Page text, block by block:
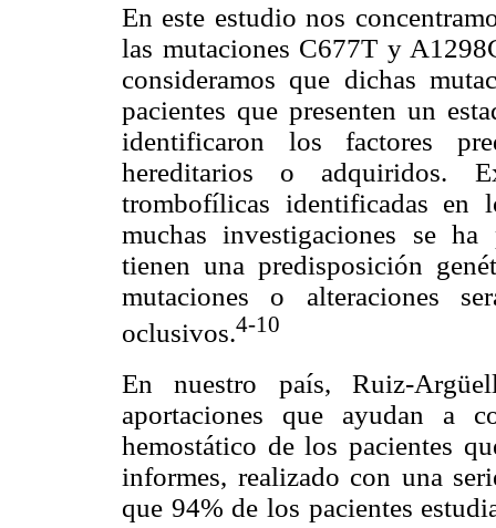
En este estudio nos
las mutaciones C677T y
consideramos que dichas
pacientes que presenten un
identificaron los factores
hereditarios o adquiridos.
trombofílicas identificadas en
muchas investigaciones se
tienen una predisposición
mutaciones o alteraciones
oclusivos.4-10
En nuestro país, Ruiz-
aportaciones que ayudan a
hemostático de los pacientes
informes, realizado con una
que 94% de los pacientes